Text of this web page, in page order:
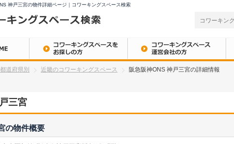
神戸三宮の物件詳細ページ｜コワーキングスペース検索
都道府県別 近畿のコワーキングスペース 阪急阪神ONS 神戸三宮の詳細情報
三宮
の物件概要